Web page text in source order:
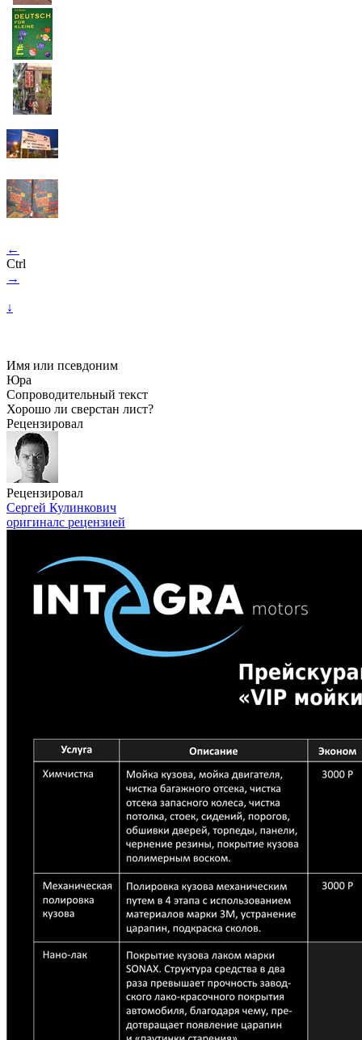
←
Ctrl
→
↓
Имя или псевдоним
Юра
Сопроводительный текст
Хорошо ли сверстан лист?
Рецензировал
Рецензировал
Сергей Кулинкович
оригиналс рецензией